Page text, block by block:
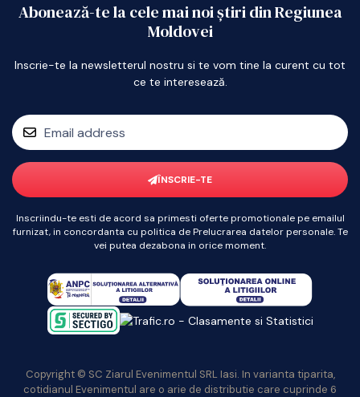
Abonează-te la cele mai noi știri din Regiunea
Moldovei
Inscrie-te la newsletterul nostru si te vom tine la curent cu tot
ce te interesează.
ÎNSCRIE-TE
Inscriindu-te esti de acord sa primesti oferte promotionale pe emailul
furnizat, in concordanta cu politica de Prelucrarea datelor personale. Te
vei putea dezabona in orice moment.
Copyright © SC Ziarul Evenimentul SRL Iasi. In varianta tiparita,
cotidianul Evenimentul are o arie de distributie care cuprinde 6